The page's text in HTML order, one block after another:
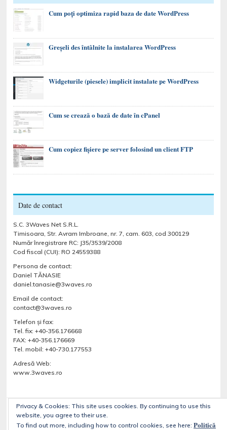
Privacy & Cookies: This site uses cookies. By continuing to use this
website, you agree to their use.
To find out more, including how to control cookies, see here: Politică
Cum poți optimiza rapid baza de date WordPress
Greșeli des întâlnite la instalarea WordPress
Widgeturile (piesele) implicit instalate pe WordPress
Cum se crează o bază de date în cPanel
Cum copiez fișiere pe server folosind un client FTP
Date de contact
S.C. 3Waves Net S.R.L.
Timisoara, Str. Avram Imbroane, nr. 7, cam. 603, cod 300129
Număr înregistrare RC: J35/3539/2008
Cod fiscal (CUI): RO 24559388
Persona de contact:
Daniel TĂNASIE
daniel.tanasie@3waves.ro
Email de contact:
contact@3waves.ro
Telefon şi fax:
Tel. fix: +40-356.176668
FAX: +40-356.176669
Tel. mobil: +40-730.177553
Adresă Web:
www.3waves.ro
Despre noi Servicii Blog Portfolio